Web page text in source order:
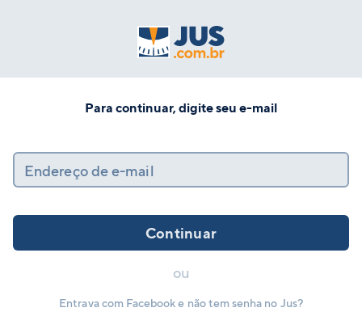
Para continuar, digite seu e-mail
Endereço de e-mail
Continuar
ou
Entrava com Facebook e não tem senha no Jus?